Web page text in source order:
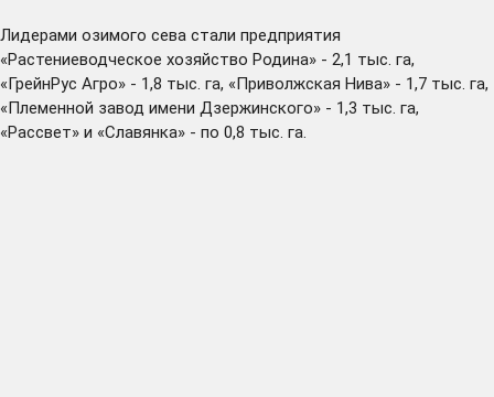
Лидерами озимого сева стали предприятия
«Растениеводческое хозяйство Родина» - 2,1 тыс. га,
«ГрейнРус Агро» - 1,8 тыс. га, «Приволжская Нива» - 1,7 тыс. га,
«Племенной завод имени Дзержинского» - 1,3 тыс. га,
«Рассвет» и «Славянка» - по 0,8 тыс. га.